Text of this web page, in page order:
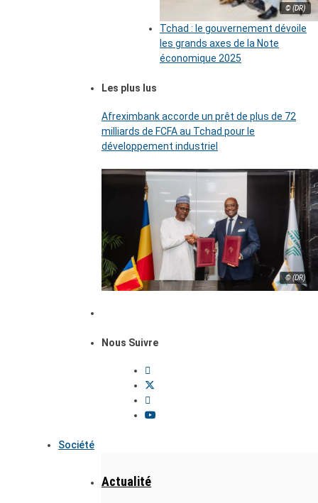
© (DR)
Tchad : le gouvernement dévoile
les grands axes de la Note
économique 2025
Les plus lus
Afreximbank accorde un prêt de plus de 72
milliards de FCFA au Tchad pour le
développement industriel
© (DR)
Nous Suivre
Société
Actualité